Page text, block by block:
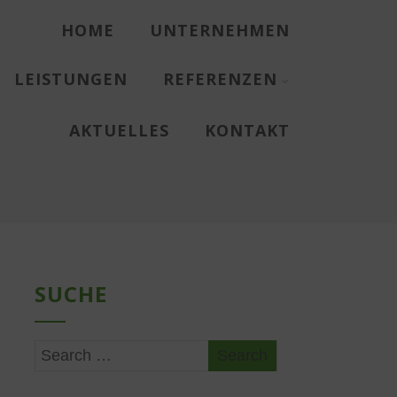
HOME UNTERNEHMEN
LEISTUNGEN REFERENZEN
AKTUELLES KONTAKT
SUCHE